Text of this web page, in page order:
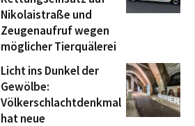
Nikolaistraße und
Zeugenaufruf wegen
möglicher Tierquälerei
Licht ins Dunkel der
Gewölbe:
Völkerschlachtdenkmal
hat neue